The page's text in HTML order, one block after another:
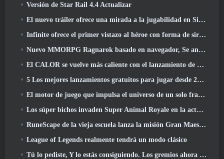
Versión de Star Rail 4.4 Actualizar
El nuevo tráiler ofrece una mirada a la jugabilidad en Silver Palace
Infinite ofrece el primer vistazo al héroe con forma de sirena que llegará en SS13: Recuperación de la vista
Nuevo MMORPG Ragnarok basado en navegador, Se anuncia el universo Ragnarok
El CALOR se vuelve más caliente con el lanzamiento de un nuevo mapa del desierto
5 Los mejores lanzamientos gratuitos para jugar desde 2025, ¿Todavía vale la pena jugar? 2026?
El motor de juego que impulsa el universo de un solo fragmento de Eve Online ahora es de código abierto
Los súper bichos invaden Super Animal Royale en la actualización 'Super Natural'
RuneScape de la vieja escuela lanza la misión Gran Maestro 'The Blood Moon Rises', Poniendo fin a una línea de búsqueda de 20 años
League of Legends realmente tendrá un modo clásico
Tú lo pediste, Y lo estás consiguiendo. Los gremios ahora están disponibles en Eterspire